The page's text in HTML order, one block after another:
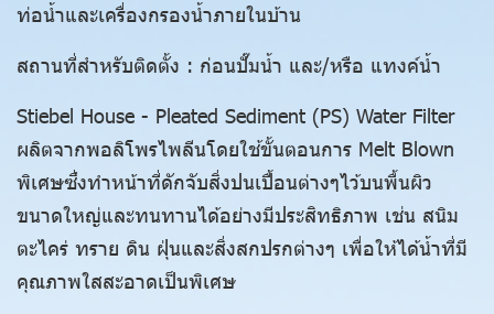
ท่อน้ำและเครื่องกรองน้ำภายในบ้าน
สถานที่สำหรับติดตั้ง : ก่อนปั๊มน้ำ และ/หรือ แทงค์น้ำ
Stiebel House - Pleated Sediment (PS) Water Filter
ผลิตจากพอลิโพรไพลีนโดยใช้ขั้นตอนการ Melt Blown
พิเศษซึ่งทำหน้าที่ดักจับสิ่งปนเปื้อนต่างๆไว้บนพื้นผิว
ขนาดใหญ่และทนทานได้อย่างมีประสิทธิภาพ เช่น สนิม
ตะไคร่ ทราย ดิน ฝุ่นและสิ่งสกปรกต่างๆ เพื่อให้ได้น้ำที่มี
คุณภาพใสสะอาดเป็นพิเศษ